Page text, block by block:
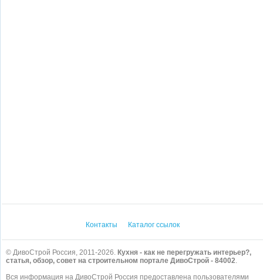
Контакты Каталог ссылок
© ДивоСтрой Россия, 2011-2026. Кухня - как не перегружать интерьер?,
статья, обзор, совет на строительном портале ДивоСтрой - 84002.
Вся информация на ДивоСтрой Россия предоставлена пользователями